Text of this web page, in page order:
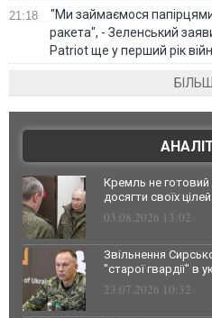
21:18
"Ми займаємося
ракета", - Зеленський
Patriot ще у перший рік
Кремль не готовий
досягти своїх
03.08.2026 13:02
Звільнення
"старої гвардії" в
23.07.2026 10:32